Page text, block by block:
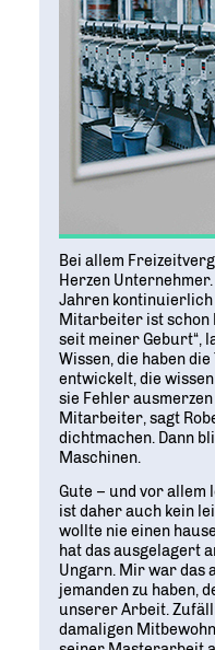
Bei allem
Herzen
Jahren kontinuierlich
Mitarbeiter ist schon
seit meiner Geburt“,
Wissen, die haben
entwickelt, die
sie Fehler ausmerzen
Mitarbeiter, sagt
dichtmachen. Dann
Maschinen.
Gute – und vor allem
ist daher auch kein
wollte nie einen
hat das ausgelagert
Ungarn. Mir war das
jemanden zu haben,
unserer Arbeit.
damaligen